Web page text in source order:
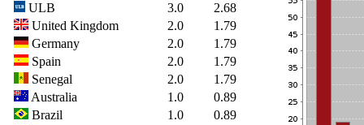
ULB
3.0
2.68
United Kingdom
2.0
1.79
Germany
2.0
1.79
Spain
2.0
1.79
Senegal
2.0
1.79
Australia
1.0
0.89
Brazil
1.0
0.89